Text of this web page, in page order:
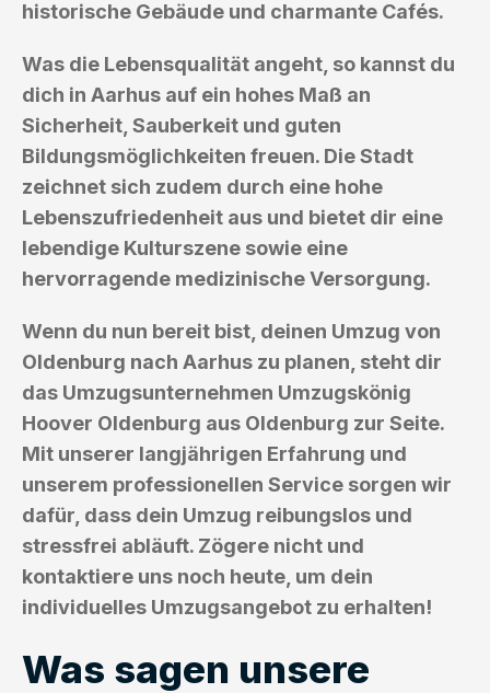
historische Gebäude und charmante Cafés.
Was die Lebensqualität angeht, so kannst du
dich in Aarhus auf ein hohes Maß an
Sicherheit, Sauberkeit und guten
Bildungsmöglichkeiten freuen. Die Stadt
zeichnet sich zudem durch eine hohe
Lebenszufriedenheit aus und bietet dir eine
lebendige Kulturszene sowie eine
hervorragende medizinische Versorgung.
Wenn du nun bereit bist, deinen Umzug von
Oldenburg nach Aarhus zu planen, steht dir
das Umzugsunternehmen Umzugskönig
Hoover Oldenburg aus Oldenburg zur Seite.
Mit unserer langjährigen Erfahrung und
unserem professionellen Service sorgen wir
dafür, dass dein Umzug reibungslos und
stressfrei abläuft. Zögere nicht und
kontaktiere uns noch heute, um dein
individuelles Umzugsangebot zu erhalten!
Was sagen unsere